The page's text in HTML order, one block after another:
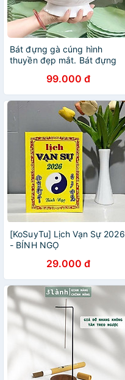
Bát đựng gà cúng hình
thuyền đẹp mắt. Bát đựng
hoa quả gọn gàng , tiện
dụng
99.000 đ
[KoSuyTu] Lịch Vạn Sự 2026
- BÍNH NGỌ
29.000 đ